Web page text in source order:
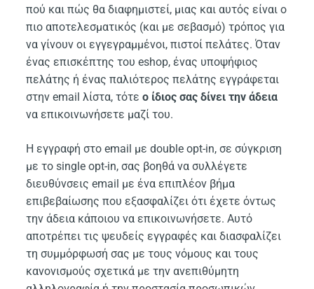
πού και πώς θα διαφημιστεί, μιας και αυτός είναι ο
πιο αποτελεσματικός (και με σεβασμό) τρόπος για
να γίνουν οι εγγεγραμμένοι, πιστοί πελάτες. Όταν
ένας επισκέπτης του eshop, ένας υποψήφιος
πελάτης ή ένας παλιότερος πελάτης εγγράφεται
στην email λίστα, τότεο ίδιος σας δίνει την άδεια
να επικοινωνήσετε μαζί του.
Η εγγραφή στο email με double opt-in, σε σύγκριση
με το single opt-in, σας βοηθά να συλλέγετε
διευθύνσεις email με ένα επιπλέον βήμα
επιβεβαίωσης που εξασφαλίζει ότι έχετε όντως
την άδεια κάποιου να επικοινωνήσετε. Αυτό
αποτρέπει τις ψευδείς εγγραφές και διασφαλίζει
τη συμμόρφωσή σας με τους νόμους και τους
κανονισμούς σχετικά με την ανεπιθύμητη